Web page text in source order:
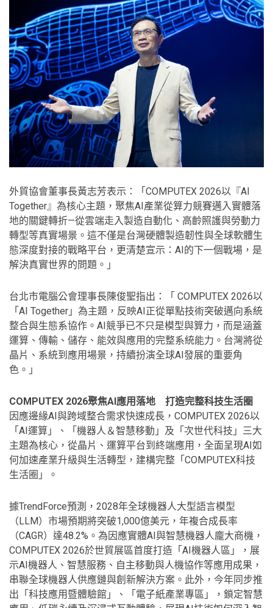
外貿協會董事長黃志芳表示：「COMPUTEX 2026以『AI
Together』為核心主題，聚焦AI產業從算力競賽邁入實體落
地的關鍵轉折—從雲端走入製造自動化、高齡照護與勞動力
轉型等真實場景。這不僅是台灣硬體製造韌性與全球軟體生
態深度對接的戰略平台，更清楚宣示：AI的下一個戰場，是
解決真實世界的問題。」
台北市電腦公會理事長陳俊聖指出：「 COMPUTEX 2026以
「AI Together」為主題，反映AI正從單點技術突破邁向系統
整合與生態系協作。AI競爭已不只是模型與算力，而是涵蓋
運算、傳輸、儲存、能效與應用的完整系統能力。台灣將從
晶片、系統到應用場景，持續扮演全球AI發展的重要角
色。」
COMPUTEX 2026聚焦AI 應用落地 打造完整科技生活圈
因應邊緣AI與跨域整合需求快速成長，COMPUTEX 2026以
「AI運算」、「機器人＆智慧移動」及「次世代科技」三大
主題為核心，從晶片、運算平台到終端應用，全面呈現AI如
何加速產業升級與生活轉型，建構完整「COMPUTEX科技
生活圈」。
據TrendForce預測，2028年全球機器人大型語言模型
（LLM）市場預期將突破1,000億美元，年複合成長率
（CAGR）達48.2%。為因應實體AI與智慧機器人龐大商機，
COMPUTEX 2026於世貿展區首度打造「AI機器人區」，展
示AI機器人、智慧服務、自主移動與人機協作等應用成果，
串聯全球機器人供應鏈與創新解決方案。此外，今年同步推
出「科技應用暨體驗館」、「電子紙產業專區」，鎖定智慧